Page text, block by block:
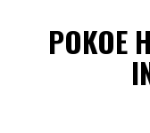
POKOE